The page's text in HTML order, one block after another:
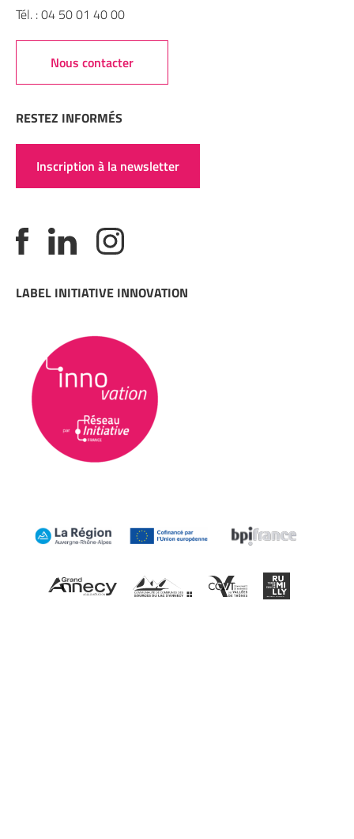
Tél. : 04 50 01 40 00
Nous contacter
RESTEZ INFORMÉS
Inscription à la newsletter
LABEL INITIATIVE INNOVATION